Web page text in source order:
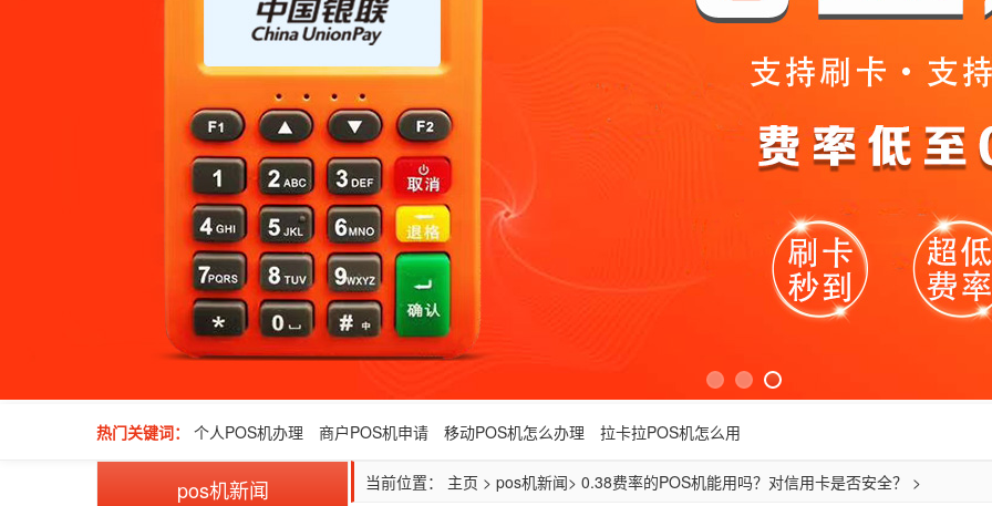
热门关键词： 个人POS机办理 商户POS机申请 移动POS机怎么办理 拉卡拉POS机怎么用
pos机新闻 当前位置： 主页 > pos机新闻> 0.38费率的POS机能用吗？对信用卡是否安全？ >